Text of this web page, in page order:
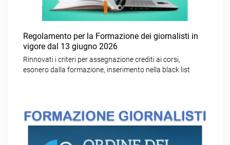
Regolamento per la Formazione dei giornalisti in
vigore dal 13 giugno 2026
Rinnovati i criteri per assegnazione crediti ai corsi,
esonero dalla formazione, inserimento nella black list